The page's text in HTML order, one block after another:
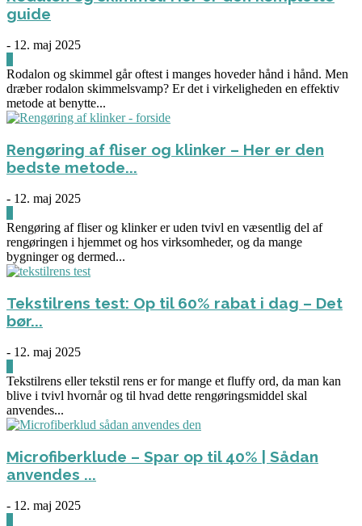
guide
- 12. maj 2025
Rodalon og skimmel går oftest i manges hoveder hånd i hånd. Men
dræber rodalon skimmelsvamp? Er det i virkeligheden en effektiv
metode at benytte...
Rengøring af fliser og klinker – Her er den
bedste metode...
- 12. maj 2025
Rengøring af fliser og klinker er uden tvivl en væsentlig del af
rengøringen i hjemmet og hos virksomheder, og da mange
bygninger og dermed...
Tekstilrens test: Op til 60% rabat i dag – Det
bør...
- 12. maj 2025
Tekstilrens eller tekstil rens er for mange et fluffy ord, da man kan
blive i tvivl hvornår og til hvad dette rengøringsmiddel skal
anvendes...
Microfiberklude – Spar op til 40% | Sådan
anvendes ...
- 12. maj 2025